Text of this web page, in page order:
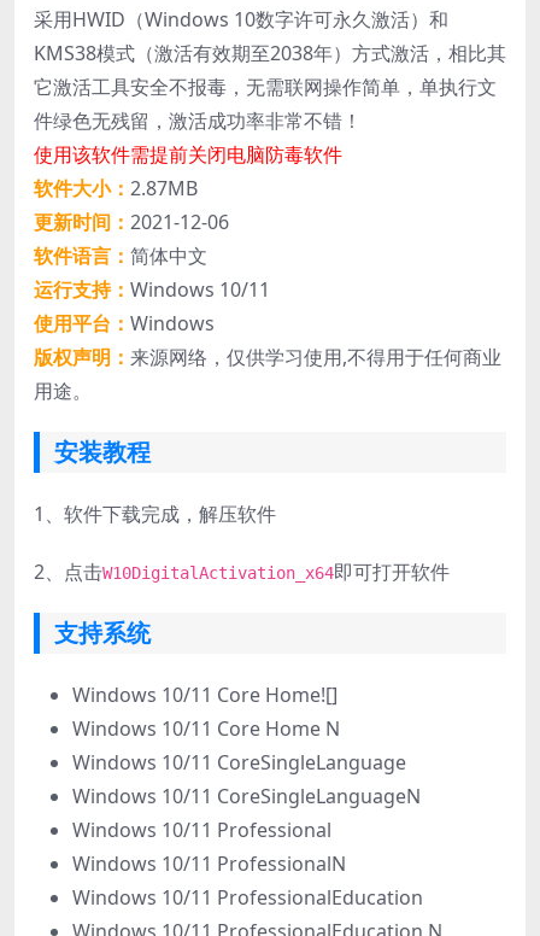
采用HWID（Windows 10数字许可永久激活）和
KMS38模式（激活有效期至2038年）方式激活，相比其
它激活工具安全不报毒，无需联网操作简单，单执行文
件绿色无残留，激活成功率非常不错！
使用该软件需提前关闭电脑防毒软件
软件大小： 2.87MB
更新时间： 2021-12-06
软件语言： 简体中文
运行支持： Windows 10/11
使用平台： Windows
版权声明： 来源网络，仅供学习使用,不得用于任何商业
用途。
安装教程
1、 软件下载完成，解压软件
2、 点击W10DigitalActivation_x64即可打开软件
支持系统
Windows 10/11 Core Home![]
Windows 10/11 Core Home N
Windows 10/11 CoreSingleLanguage
Windows 10/11 CoreSingleLanguageN
Windows 10/11 Professional
Windows 10/11 ProfessionalN
Windows 10/11 ProfessionalEducation